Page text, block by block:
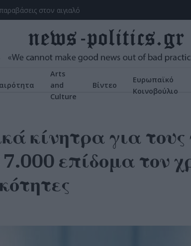
στον αιγιαλό
Arts
and
Culture
Βίντεο
Ευρωπαϊκό
Κοινοβούλιο
κίνητρα για τους
επίδομα τον